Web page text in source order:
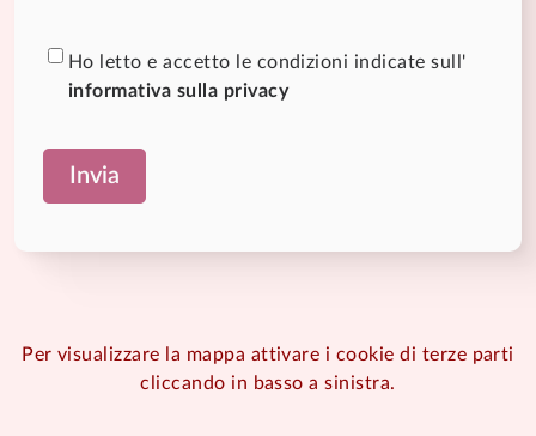
Ho letto e accetto le condizioni indicate sull'
informativa sulla privacy
Per visualizzare la mappa attivare i cookie di terze parti
cliccando in basso a sinistra.